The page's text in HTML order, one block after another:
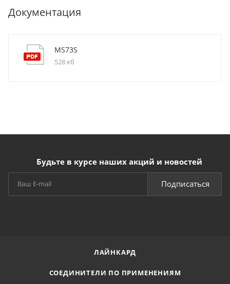
Документация
MS73S
528 кб
Будьте в курсе наших акций и новостей
Подписаться
ЛАЙНКАРД
СОЕДИНИТЕЛИ ПО ПРИМЕНЕНИЯМ